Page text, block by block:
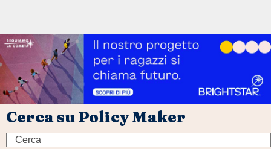
Cerca su Policy Maker
Search